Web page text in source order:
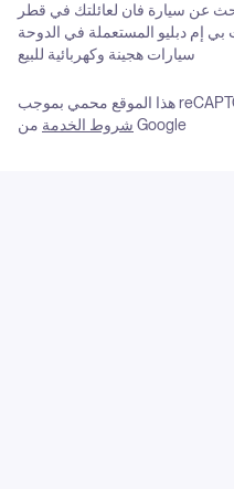
عن سيارة فان لعائلتك في قطر
إم دبليو المستعملة في الدوحة
سيارات هجينة وكهربائية للبيع
شروط الخدمة من Google